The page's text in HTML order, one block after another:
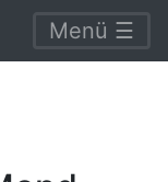
Menü ☰